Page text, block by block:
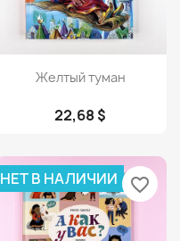
Просмотр
Желтый туман
22,68 $
НЕТ В НАЛИЧИИ favorite_border